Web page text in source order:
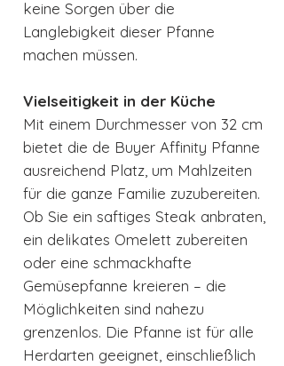
keine Sorgen über die
Langlebigkeit dieser Pfanne
machen müssen.
Vielseitigkeit in der Küche
Mit einem Durchmesser von 32 cm
bietet die de Buyer Affinity Pfanne
ausreichend Platz, um Mahlzeiten
für die ganze Familie zuzubereiten.
Ob Sie ein saftiges Steak anbraten,
ein delikates Omelett zubereiten
oder eine schmackhafte
Gemüsepfanne kreieren – die
Möglichkeiten sind nahezu
grenzenlos. Die Pfanne ist für alle
Herdarten geeignet, einschließlich